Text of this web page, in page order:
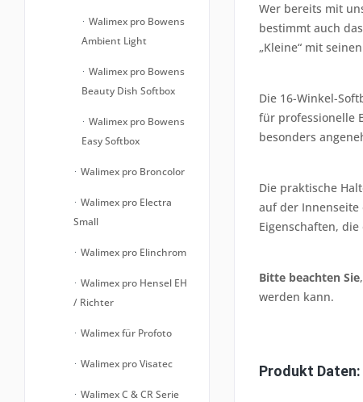
Walimex pro Bowens
Ambient Light
Walimex pro Bowens
Beauty Dish Softbox
Walimex pro Bowens
Easy Softbox
Walimex pro Broncolor
Walimex pro Electra
Small
Walimex pro Elinchrom
Walimex pro Hensel EH
/ Richter
Walimex für Profoto
Walimex pro Visatec
Walimex C & CR Serie
Wer bereits mit
bestimmt auch
„Kleine“ mit
Die 16-Winkel-
für professionelle
besonders
Die praktische
auf der Innenseite
Eigenschaften,
Bitte beachten Sie
werden kann.
Produkt Daten: